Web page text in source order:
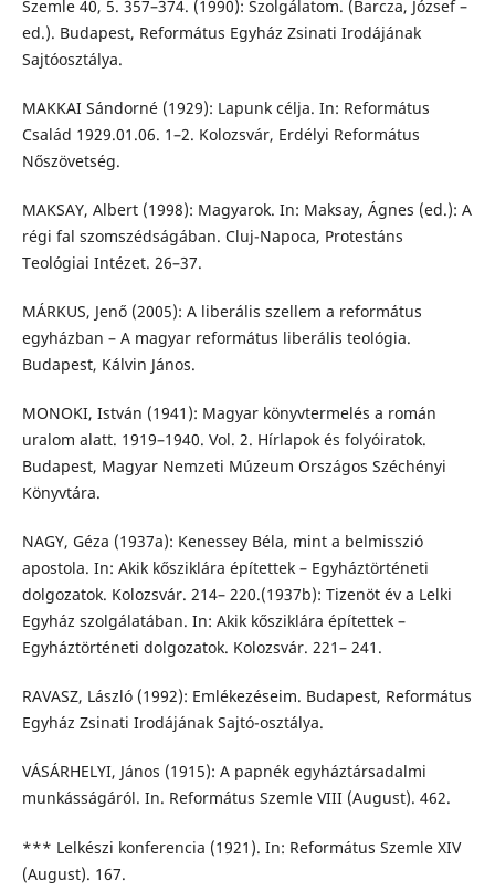
Szemle 40, 5. 357–374. (1990): Szolgálatom. (Barcza, József –
ed.). Budapest, Református Egyház Zsinati Irodájának
Sajtóosztálya.
MAKKAI Sándorné (1929): Lapunk célja. In: Református
Család 1929.01.06. 1–2. Kolozsvár, Erdélyi Református
Nőszövetség.
MAKSAY, Albert (1998): Magyarok. In: Maksay, Ágnes (ed.): A
régi fal szomszédságában. Cluj-Napoca, Protestáns
Teológiai Intézet. 26–37.
MÁRKUS, Jenő (2005): A liberális szellem a református
egyházban – A magyar református liberális teológia.
Budapest, Kálvin János.
MONOKI, István (1941): Magyar könyvtermelés a román
uralom alatt. 1919–1940. Vol. 2. Hírlapok és folyóiratok.
Budapest, Magyar Nemzeti Múzeum Országos Széchényi
Könyvtára.
NAGY, Géza (1937a): Kenessey Béla, mint a belmisszió
apostola. In: Akik kősziklára építettek – Egyháztörténeti
dolgozatok. Kolozsvár. 214– 220.(1937b): Tizenöt év a Lelki
Egyház szolgálatában. In: Akik kősziklára építettek –
Egyháztörténeti dolgozatok. Kolozsvár. 221– 241.
RAVASZ, László (1992): Emlékezéseim. Budapest, Református
Egyház Zsinati Irodájának Sajtó-osztálya.
VÁSÁRHELYI, János (1915): A papnék egyháztársadalmi
munkásságáról. In. Református Szemle VIII (August). 462.
*** Lelkészi konferencia (1921). In: Református Szemle XIV
(August). 167.